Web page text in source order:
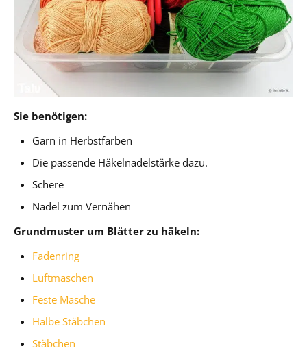
Sie benötigen:
Garn in Herbstfarben
Die passende Häkelnadelstärke dazu.
Schere
Nadel zum Vernähen
Grundmuster um Blätter zu häkeln:
Fadenring
Luftmaschen
Feste Masche
Halbe Stäbchen
Stäbchen